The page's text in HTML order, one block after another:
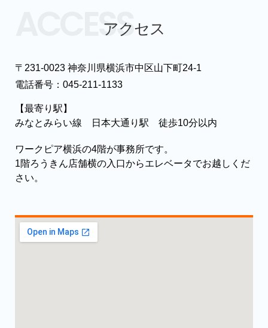
ACCESSアクセス
〒231-0023 神奈川県横浜市中区山下町24-1
電話番号：045-211-1133
【最寄り駅】
みなとみらい線 日本大通り駅 徒歩10分以内
ワークピア横浜の4階が事務所です。
1階ろうきん店舗横の入口からエレベータでお越しくだ
さい。